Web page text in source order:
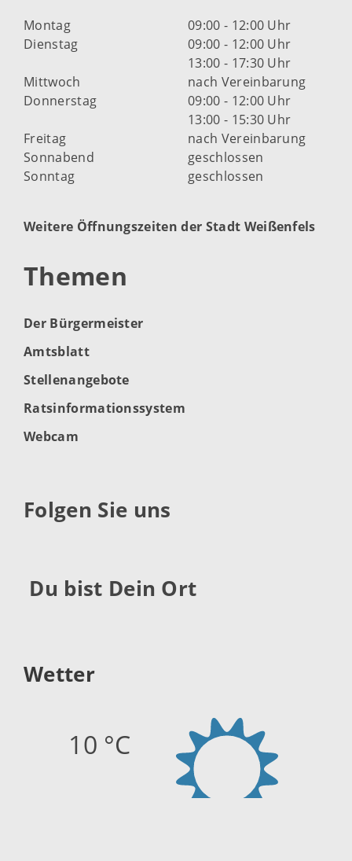
Montag
09:00 - 12:00 Uhr
Dienstag
09:00 - 12:00 Uhr
13:00 - 17:30 Uhr
Mittwoch
nach Vereinbarung
Donnerstag
09:00 - 12:00 Uhr
13:00 - 15:30 Uhr
Freitag
nach Vereinbarung
Sonnabend
geschlossen
Sonntag
geschlossen
Weitere Öffnungszeiten der Stadt Weißenfels
Themen
Der Bürgermeister
Amtsblatt
Stellenangebote
Ratsinformationssystem
Webcam
Folgen Sie uns
Du bist Dein Ort
Wetter
10 °C